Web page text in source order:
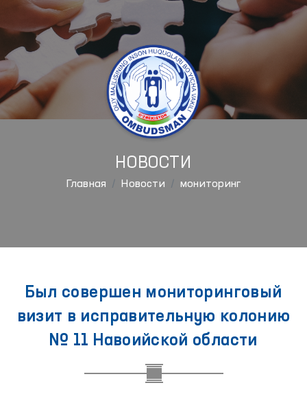
НОВОСТИ
Главная Новости мониторинг
Был совершен мониторинговый
визит в исправительную колонию
№ 11 Навоийской области